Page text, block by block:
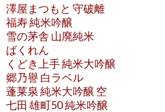
澤屋まつもと 守破離
福寿 純米吟醸
雪の茅舎 山廃純米
ばくれん
くどき上手 純米大吟醸
郷乃譽 白ラベル
蓬莱泉 純米大吟醸 空
七田 雄町50 純米吟醸